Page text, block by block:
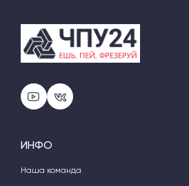
ИНФО
Наша команда